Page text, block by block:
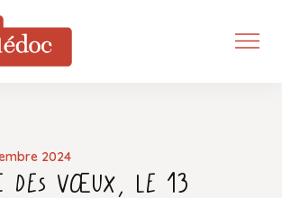
2024
des vœux, le 13